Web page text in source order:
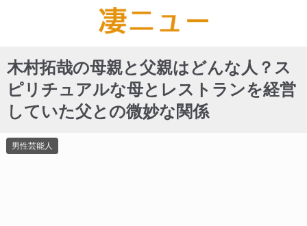
木村拓哉の母親と父親はどんな人？ス
ピリチュアルな母とレストランを経営
していた父との微妙な関係
男性芸能人